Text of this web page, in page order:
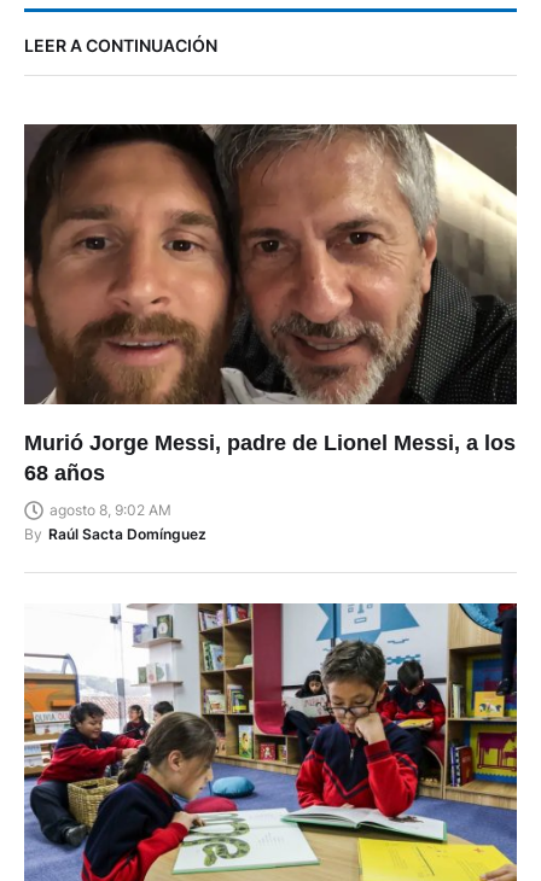
LEER A CONTINUACIÓN
Murió Jorge Messi, padre de Lionel Messi, a los
68 años
agosto 8, 9:02 AM
By Raúl Sacta Domínguez